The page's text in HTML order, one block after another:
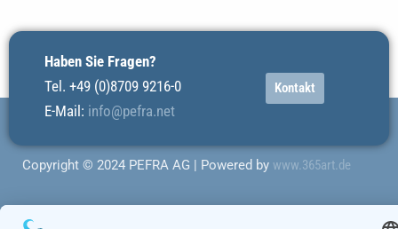
Haben Sie Fragen?
Tel. +49 (0)8709 9216-0
E-Mail: info@pefra.net
Kontakt
Copyright © 2024 PEFRA AG | Powered by www.365art.de